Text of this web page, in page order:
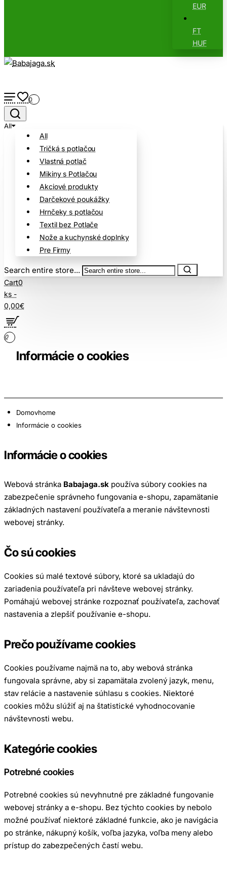
EUR
FT
HUF
0
All
All
Tričká s potlačou
Vlastná potlač
Mikiny s Potlačou
Akciové produkty
Darčekové poukážky
Hrnčeky s potlačou
Textil bez Potlače
Nože a kuchynské doplnky
Pre Firmy
Search entire store...
Cart0
ks -
0,00€
0
Informácie o cookies
Domovhome
Informácie o cookies
Informácie o cookies
Webová stránka Babajaga.sk používa súbory cookies na
zabezpečenie správneho fungovania e-shopu, zapamätanie
základných nastavení používateľa a meranie návštevnosti
webovej stránky.
Čo sú cookies
Cookies sú malé textové súbory, ktoré sa ukladajú do
zariadenia používateľa pri návšteve webovej stránky.
Pomáhajú webovej stránke rozpoznať používateľa, zachovať
nastavenia a zlepšiť používanie e-shopu.
Prečo používame cookies
Cookies používame najmä na to, aby webová stránka
fungovala správne, aby si zapamätala zvolený jazyk, menu,
stav relácie a nastavenie súhlasu s cookies. Niektoré
cookies môžu slúžiť aj na štatistické vyhodnocovanie
návštevnosti webu.
Kategórie cookies
Potrebné cookies
Potrebné cookies sú nevyhnutné pre základné fungovanie
webovej stránky a e-shopu. Bez týchto cookies by nebolo
možné používať niektoré základné funkcie, ako je navigácia
po stránke, nákupný košík, voľba jazyka, voľba meny alebo
prístup do zabezpečených častí webu.